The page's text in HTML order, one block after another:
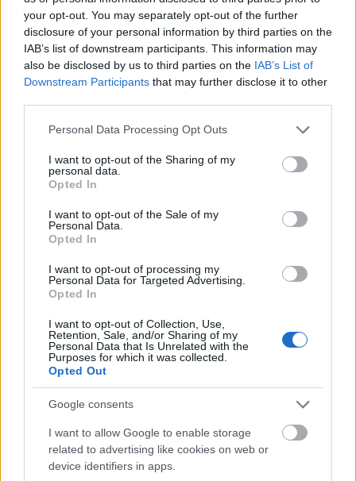
your opt-out. You may separately opt-out of the further
disclosure of your personal information by third parties on the
IAB’s list of downstream participants. This information may
also be disclosed by us to third parties on the IAB’s List of
Downstream Participants that may further disclose it to other
Please note that this website/app uses one or more Google
not limited to your visit or usage behaviour. You may click to
grant or deny consent to Google and its third-party tags to
use your data for below specified purposes in below Google
consent section.
Personal Data Processing Opt Outs
I want to opt-out of the Sharing of my
personal data.
Opted In
I want to opt-out of the Sale of my
Personal Data.
Opted In
I want to opt-out of processing my
Personal Data for Targeted Advertising.
Opted In
I want to opt-out of Collection, Use,
Retention, Sale, and/or Sharing of my
Personal Data that Is Unrelated with the
Purposes for which it was collected.
Opted Out
Google consents
I want to allow Google to enable storage
related to advertising like cookies on web or
device identifiers in apps.
tus cuentas, te puedes hacer con él por una oferta mínima
de 360.000 euros.
Álex Baena ficha por el Atlético y Riquelme, por el
Betis. ¿Muy recomendables?
Álex Baena ha cambiado el
que Rodrigo Riquelme ha dejado
el conjunto colchonero para fichar
Jon Gorrotxategi (Real Sociedad, centrocampista,
430.000)
El futbolista vasco regresa a la Real Sociedad tras una gran
campaña cedido en el Mirandés, dónde se convirtió en uno
de los mejores centrocampistas de la categoría de plata. En
Miranda de Ebro jugó todos los partidos de la temporada
cómo titular, incluido los playoffs, con 4 goles y 2
Segunda).
El pivote defensivo de 23 años debería hacerse un hueco